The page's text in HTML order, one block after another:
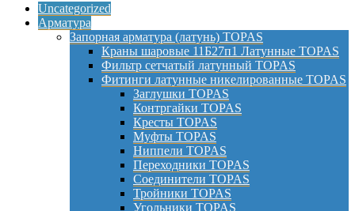
Uncategorized
Арматура
Запорная арматура (латунь) TOPAS
Краны шаровые 11Б27п1 Латунные TOPAS
Фильтр сетчатый латунный TOPAS
Фитинги латунные никелированные TOPAS
Заглушки TOPAS
Контргайки TOPAS
Кресты TOPAS
Муфты TOPAS
Ниппели TOPAS
Переходники TOPAS
Соединители TOPAS
Тройники TOPAS
Угольники TOPAS